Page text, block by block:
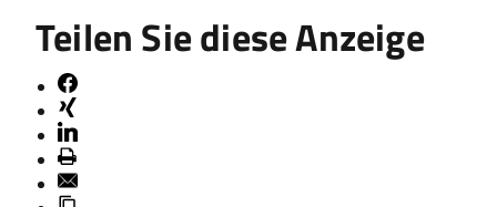
Teilen Sie diese Anzeige